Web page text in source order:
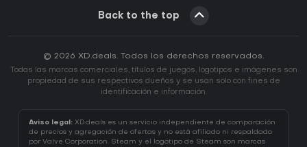
Back to the top
© 2026 XD.deals. Todos los derechos reservados.
Todas las marcas comerciales, títulos de juegos, logotipos e imágenes son
propiedad de sus respectivos dueños y se usan solo con fines de
identificación e información.
Aviso legal: XD.deals es un servicio independiente de comparación
de precios y agregación de ofertas y no está afiliado ni respaldado
por Valve Corporation. Steam y el logotipo de Steam son marcas